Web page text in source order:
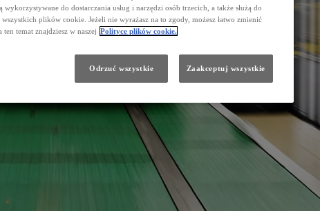
do dostarczania usług i narzędzi osób trzecich, a także służą do
plików cookie. Jeżeli nie wyrażasz na to zgody, możesz łatwo zmienić
temat znajdziesz w naszej Polityce plików cookie.
Odrzuć wszystkie Zaakceptuj wszystkie